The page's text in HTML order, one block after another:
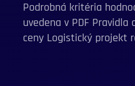
Podrobná kritéria
uvedena v PDF Pravidla
ceny Logistický projekt